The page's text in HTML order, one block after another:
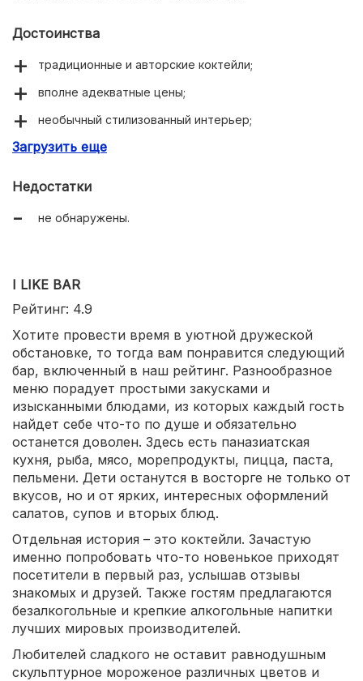
Достоинства
традиционные и авторские коктейли;
вполне адекватные цены;
необычный стилизованный интерьер;
блюда настоящей израильской кухни;
Загрузить еще
Недостатки
не обнаружены.
I LIKE BAR
Рейтинг: 4.9
Хотите провести время в уютной дружеской
обстановке, то тогда вам понравится следующий
бар, включенный в наш рейтинг. Разнообразное
меню порадует простыми закусками и
изысканными блюдами, из которых каждый гость
найдет себе что-то по душе и обязательно
останется доволен. Здесь есть паназиатская
кухня, рыба, мясо, морепродукты, пицца, паста,
пельмени. Дети останутся в восторге не только от
вкусов, но и от ярких, интересных оформлений
салатов, супов и вторых блюд.
Отдельная история – это коктейли. Зачастую
именно попробовать что-то новенькое приходят
посетители в первый раз, услышав отзывы
знакомых и друзей. Также гостям предлагаются
безалкогольные и крепкие алкогольные напитки
лучших мировых производителей.
Любителей сладкого не оставит равнодушным
скульптурное мороженое различных цветов и